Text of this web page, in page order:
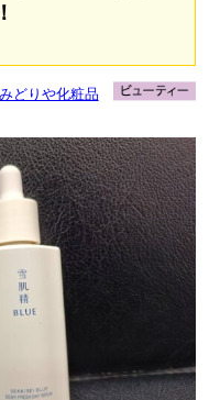
みどりや化粧品